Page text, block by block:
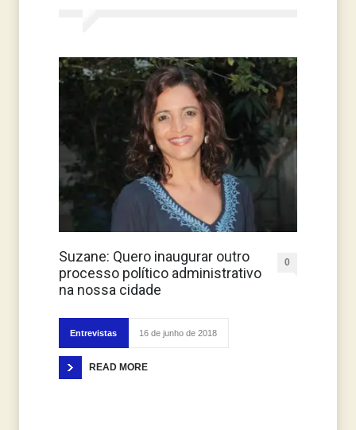
Suzane: Quero inaugurar outro
processo político administrativo
na nossa cidade
0
Entrevistas 16 de junho de 2018
READ MORE